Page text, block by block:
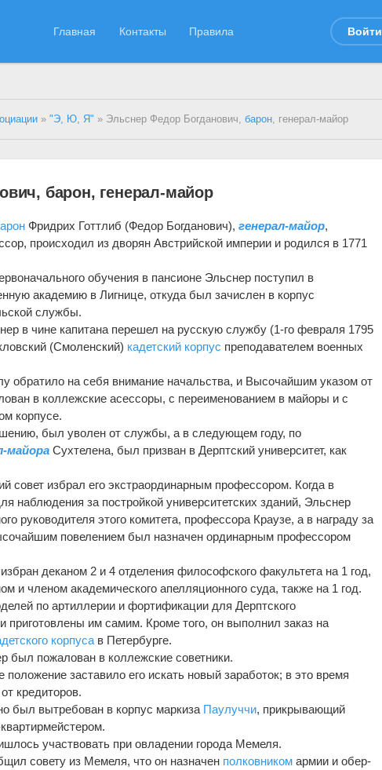
Главная Контакты Правила Войти
»"Э, Ю, Я" » Эльснер Федор Богданович,барон, генерал-майор
барон, генерал-майор
Фридрих Готтлиб (Федор Богданович),генерал-майор,
происходил из дворян Австрийской империи и родился в 1771
обучения в пансионе Эльснер поступил в
академию в Лигнице, откуда был зачислен в корпус
службы.
в чине капитана перешел на русскую службу (1-го февраля 1795
(Смоленский) кадетский корпус преподавателем военных
обратило на себя внимание начальства, и Высочайшим указом от
в коллежские асессоры, с переименованием в майоры и с
корпусе.
был уволен от службы, а в следующем году, по
майора Сухтелена, был призван в Дерптский университет, как
совет избрал его экстраординарным профессором. Когда в
наблюдения за постройкой университетских зданий, Эльснер
руководителя этого комитета, профессора Краузе, а в награду за
повелением был назначен ординарным профессором
деканом 2 и 4 отделения философского факультета на 1 год,
и членом академического апелляционного суда, также на 1 год.
по артиллерии и фортификации для Дерптского
приготовлены им самим. Кроме того, он выполнил заказ на
корпуса в Петербурге.
был пожалован в коллежские советники.
положение заставило его искать новый заработок; в это время
кредиторов.
был вытребован в корпус маркиза Паулуччи, прикрывающий
участвовать при овладении города Мемеля.
совету из Мемеля, что он назначен полковником армии и обер-